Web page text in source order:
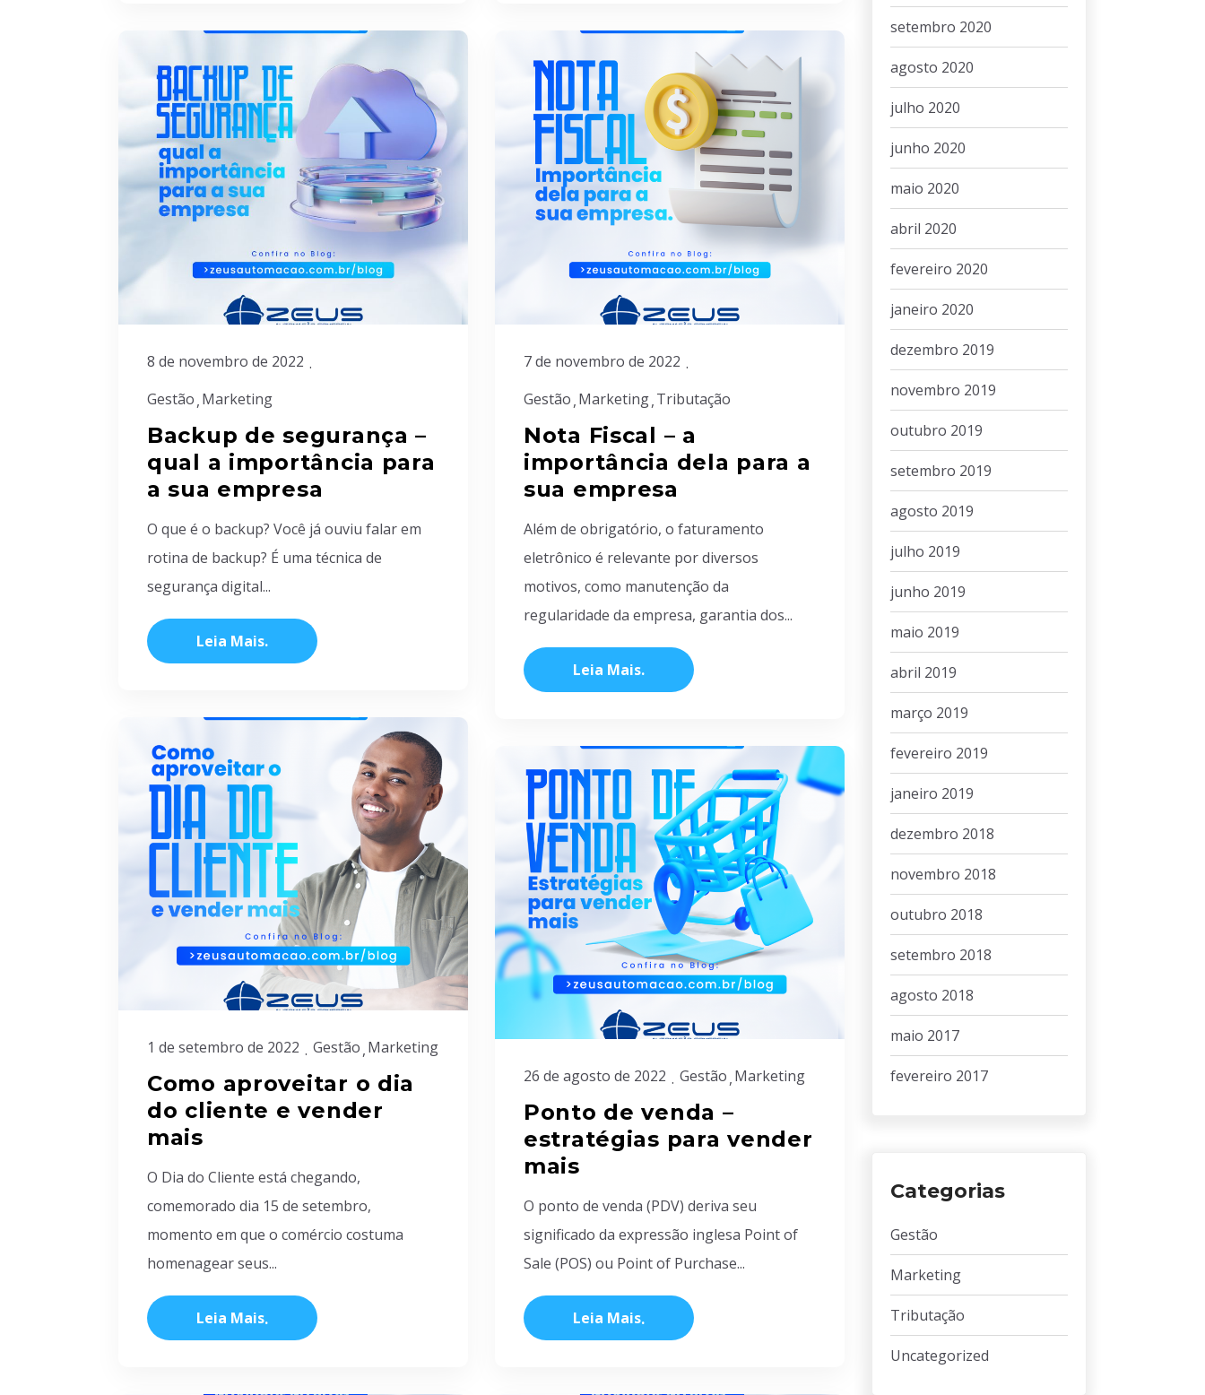
8 de novembro de 2022
Gestão Marketing
Backup de segurança –
qual a importância para
a sua empresa
O que é o backup? Você já ouviu falar em
rotina de backup? É uma técnica de
segurança digital...
Leia Mais
7 de novembro de 2022
Gestão Marketing Tributação
Nota Fiscal – a
importância dela para a
sua empresa
Além de obrigatório, o faturamento
eletrônico é relevante por diversos
motivos, como manutenção da
regularidade da empresa, garantia dos...
Leia Mais
1 de setembro de 2022 Gestão Marketing
Como aproveitar o dia
do cliente e vender
mais
O Dia do Cliente está chegando,
comemorado dia 15 de setembro,
momento em que o comércio costuma
homenagear seus...
Leia Mais
26 de agosto de 2022 Gestão Marketing
Ponto de venda –
estratégias para vender
mais
O ponto de venda (PDV) deriva seu
significado da expressão inglesa Point of
Sale (POS) ou Point of Purchase...
Leia Mais
setembro 2020
agosto 2020
julho 2020
junho 2020
maio 2020
abril 2020
fevereiro 2020
janeiro 2020
dezembro 2019
novembro 2019
outubro 2019
setembro 2019
agosto 2019
julho 2019
junho 2019
maio 2019
abril 2019
março 2019
fevereiro 2019
janeiro 2019
dezembro 2018
novembro 2018
outubro 2018
setembro 2018
agosto 2018
maio 2017
fevereiro 2017
Categorias
Gestão
Marketing
Tributação
Uncategorized